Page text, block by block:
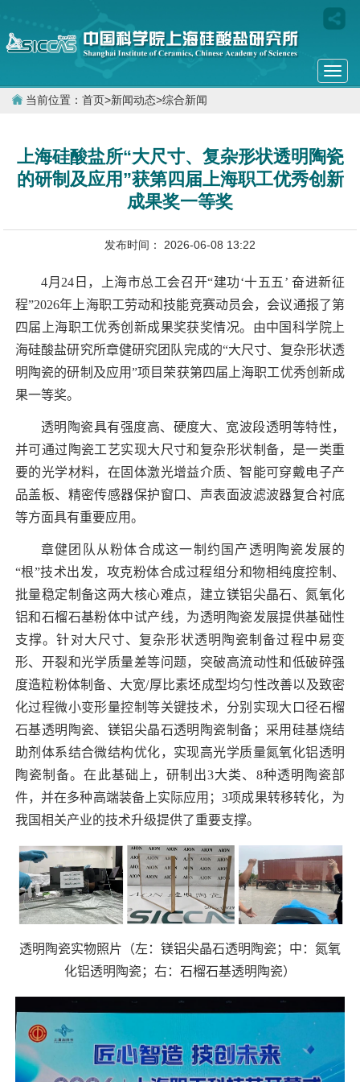
当前位置： 首页>新闻动态>综合新闻
上海硅酸盐所“大尺寸、复杂形状透明陶瓷
的研制及应用”获第四届上海职工优秀创新
成果奖一等奖
发布时间： 2026-06-08 13:22
4月 24 日，上海市总工会召开“建功‘十五五’ 奋进新征
程”2026年上海职工劳动和技能竞赛动员会，会议通报了第
四届上海职工优秀创新成果奖获奖情况。由中国科学院上
海硅酸盐研究所章健研究团队完成的“大尺寸、复杂形状透
明陶瓷的研制及应用”项目荣获第四届上海职工优秀创新成
果一等奖。
透明陶瓷具有强度高、硬度大、宽波段透明等特性，
并可通过陶瓷工艺实现大尺寸和复杂形状制备，是一类重
要的光学材料，在固体激光增益介质、智能可穿戴电子产
品盖板、精密传感器保护窗口、声表面波滤波器复合衬底
等方面具有重要应用。
章健团队从粉体合成这一制约国产透明陶瓷发展的
“根”技术出发，攻克粉体合成过程组分和物相纯度控制、
批量稳定制备这两大核心难点，建立镁铝尖晶石、氮氧化
铝和石榴石基粉体中试产线，为透明陶瓷发展提供基础性
支撑。针对大尺寸、复杂形状透明陶瓷制备过程中易变
形、开裂和光学质量差等问题，突破高流动性和低破碎强
度造粒粉体制备、大宽/厚比素坯成型均匀性改善以及致密
化过程微小变形量控制等关键技术，分别实现大口径石榴
石基透明陶瓷、镁铝尖晶石透明陶瓷制备；采用硅基烧结
助剂体系结合微结构优化，实现高光学质量氮氧化铝透明
陶瓷制备。在此基础上，研制出3大类、 8种透明陶瓷部
件，并在多种高端装备上实际应用；3项成果转移转化，为
我国相关产业的技术升级提供了重要支撑。
透明陶瓷实物照片（左：镁铝尖晶石透明陶瓷；中：氮氧
化铝透明陶瓷；右：石榴石基透明陶瓷）